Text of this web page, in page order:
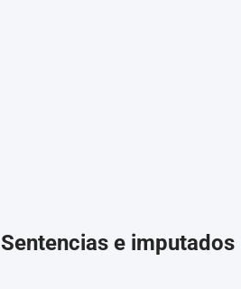
Sentencias e imputados